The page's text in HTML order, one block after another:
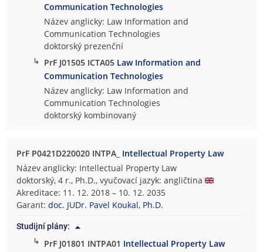
Communication Technologies
Název anglicky: Law Information and
Communication Technologies
doktorský prezenční
↳ PrF J01505 ICTA05 Law Information and
Communication Technologies
Název anglicky: Law Information and
Communication Technologies
doktorský kombinovaný
PrF P0421D220020 INTPA_ Intellectual Property Law
Název anglicky: Intellectual Property Law
doktorský, 4 r., Ph.D., vyučovací jazyk: angličtina
Akreditace: 11. 12. 2018 – 10. 12. 2035
Garant:doc. JUDr. Pavel Koukal, Ph.D.
Studijní plány:
↳ PrF J01801 INTPA01 Intellectual Property Law